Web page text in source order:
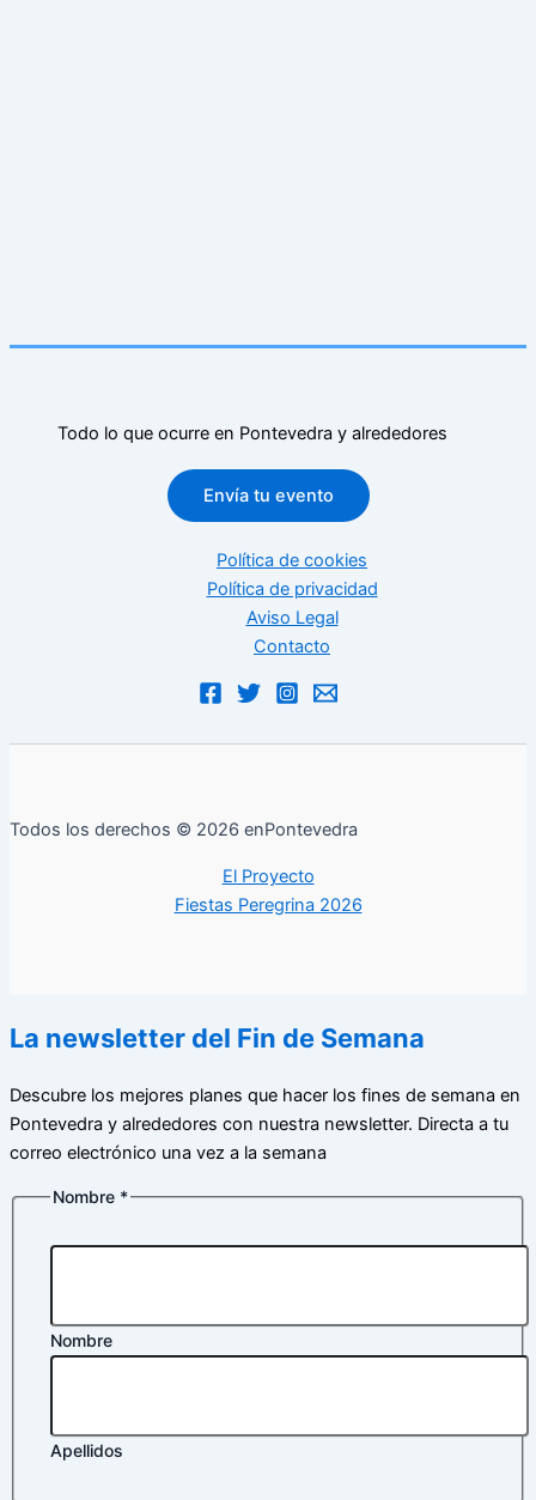
Todo lo que ocurre en Pontevedra y alrededores
Envía tu evento
Política de cookies
Política de privacidad
Aviso Legal
Contacto
Todos los derechos © 2026 enPontevedra
El Proyecto
Fiestas Peregrina 2026
La newsletter del Fin de Semana
Descubre los mejores planes que hacer los fines de semana en
Pontevedra y alrededores con nuestra newsletter. Directa a tu
correo electrónico una vez a la semana
Nombre *
Nombre
Apellidos